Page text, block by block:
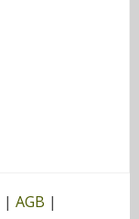
| AGB |